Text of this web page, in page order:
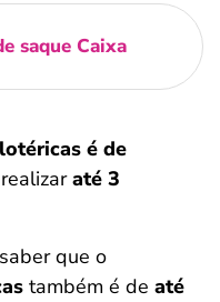
saque Caixa
é de
até 3
que o
também é de até